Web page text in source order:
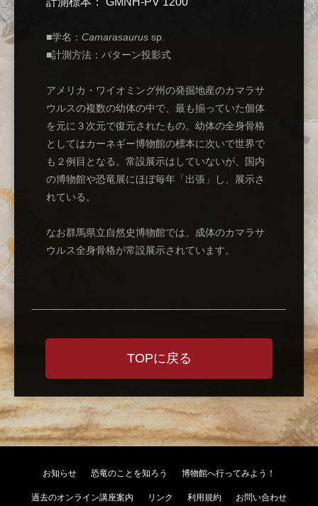
■学名： Camarasaurus sp.
■計測方法：パターン投影式
アメリカ・ワイオミング州の発掘地産のカマラサ
ウルスの複数の幼体の中で、最も揃っていた個体
を元に３次元で復元されたもの。幼体の全身骨格
としてはカーネギー博物館の標本に次いで世界で
も２例目となる。常設展示はしていないが、国内
の博物館や恐竜展にほぼ毎年「出張」し、展示さ
れている。
なお群馬県立自然史博物館では、成体のカマラサ
ウルス全身骨格が常設展示されています。
TOPに戻る
お知らせ 恐竜のことを知ろう 博物館へ行ってみよう！
過去のオンライン講座案内 リンク 利用規約 お問い合わせ